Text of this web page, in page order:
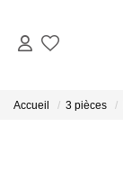
Accueil 3 pièces